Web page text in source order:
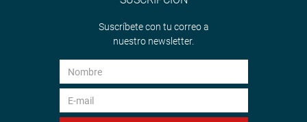
Suscríbete con tu correo a
nuestro newsletter.